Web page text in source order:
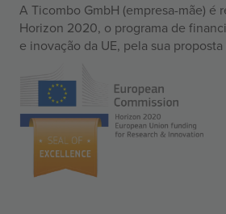
A Ticombo GmbH (empresa-mãe) é
Horizon 2020, o programa de
e inovação da UE, pela sua